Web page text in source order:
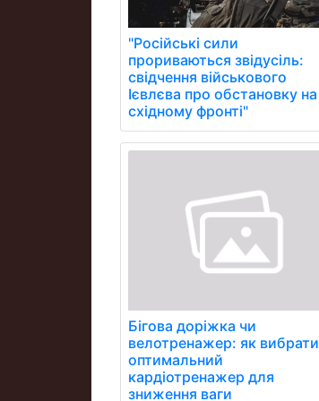
"Російські сили
прориваються звідусіль:
свідчення військового
Ієвлєва про обстановку на
східному фронті"
Бігова доріжка чи
велотренажер: як вибрати
оптимальний
кардіотренажер для
зниження ваги